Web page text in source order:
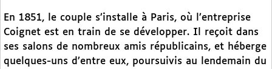
En 1851, le couple s’installe à Paris, où l’entreprise
Coignet est en train de se développer. Il reçoit dans
ses salons de nombreux amis républicains, et héberge
quelques-uns d’entre eux, poursuivis au lendemain du